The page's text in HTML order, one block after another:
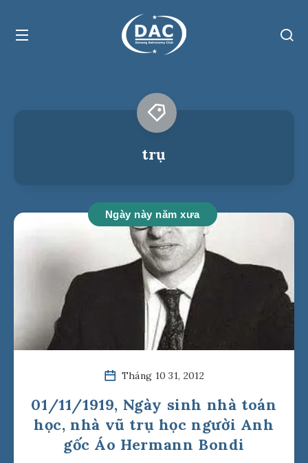
trụ
Ngày này năm xưa
Tháng 10 31, 2012
01/11/1919, Ngày sinh nhà toán
học, nhà vũ trụ học người Anh
gốc Áo Hermann Bondi